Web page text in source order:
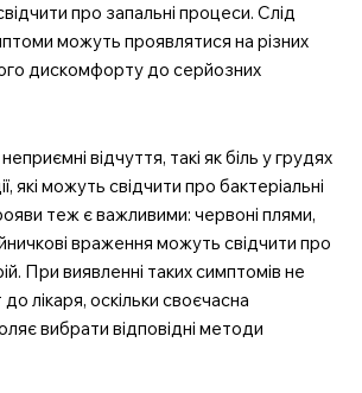
про запальні процеси. Слід
можуть проявлятися на різних
дискомфорту до серйозних
відчуття, такі як біль у грудях
які можуть свідчити про бактеріальні
теж є важливими: червоні плями,
враження можуть свідчити про
При виявленні таких симптомів не
лікаря, оскільки своєчасна
вибрати відповідні методи